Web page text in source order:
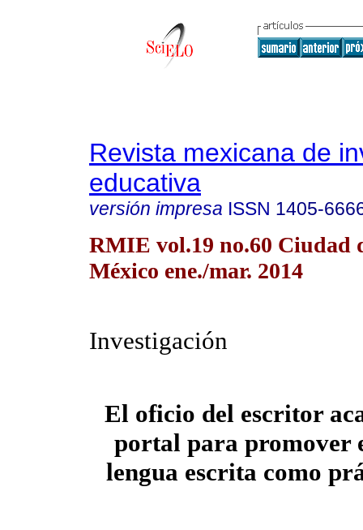
Revista mexicana de
educativa
versión impresa ISSN 1405-
RMIE vol.19 no.60 Ciudad
México ene./mar. 2014
Investigación
El oficio del escritor
portal para promover
lengua escrita como